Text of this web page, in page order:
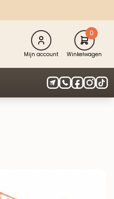
Mijn account
0
Winkelwagen